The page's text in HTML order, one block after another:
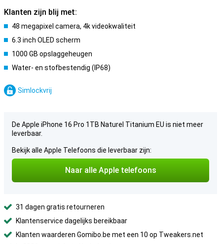
Klanten zijn blij met:
48 megapixel camera, 4k videokwaliteit
6.3 inch OLED scherm
1000 GB opslaggeheugen
Water- en stofbestendig (IP68)
Simlockvrij
De Apple iPhone 16 Pro 1TB Naturel Titanium EU is niet meer
leverbaar.
Bekijk alle Apple Telefoons die leverbaar zijn:
Naar alle Apple telefoons
31 dagen gratis retourneren
Klantenservice dagelijks bereikbaar
Klanten waarderen Gomibo.be met een 10 op Tweakers.net